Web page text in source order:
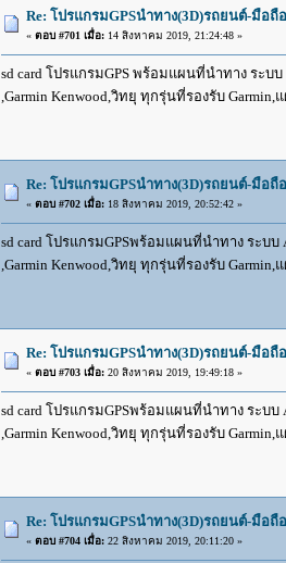
Re: โปรแกรมGPSนำทาง(3D)รถยนต์-มือ
« ตอบ #701 เมื่อ:14 สิงหาคม 2019, 21:24:48 »
sd card โปรแกรมGPS พร้อมแผนที่นำทาง ระบบ
,Garmin Kenwood,วิทยุ ทุกรุ่นที่รองรับ
Re: โปรแกรมGPSนำทาง(3D)รถยนต์-มือ
« ตอบ #702 เมื่อ:18 สิงหาคม 2019, 20:52:42 »
sd card โปรแกรมGPSพร้อมแผนที่นำทาง ระบบ
,Garmin Kenwood,วิทยุ ทุกรุ่นที่รองรับ
Re: โปรแกรมGPSนำทาง(3D)รถยนต์-มือ
« ตอบ #703 เมื่อ:20 สิงหาคม 2019, 19:49:18 »
sd card โปรแกรมGPSพร้อมแผนที่นำทาง ระบบ
,Garmin Kenwood,วิทยุ ทุกรุ่นที่รองรับ
Re: โปรแกรมGPSนำทาง(3D)รถยนต์-มือ
« ตอบ #704 เมื่อ:22 สิงหาคม 2019, 20:11:20 »